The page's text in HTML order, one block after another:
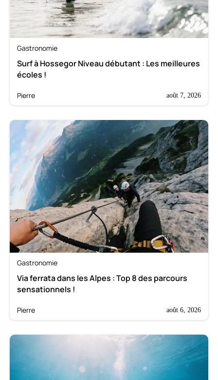
Gastronomie
Surf à Hossegor Niveau débutant : Les meilleures
écoles !
Pierre août 7, 2026
Gastronomie
Via ferrata dans les Alpes : Top 8 des parcours
sensationnels !
Pierre août 6, 2026